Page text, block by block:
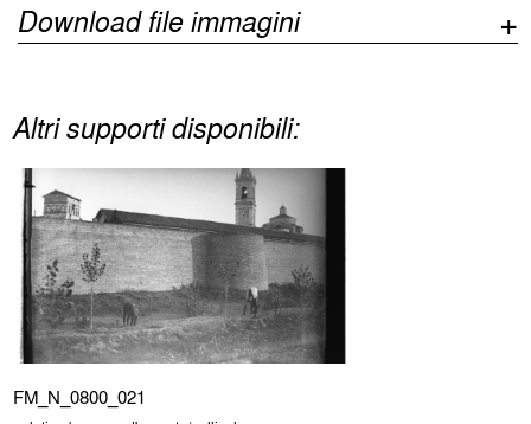
Download file immagini
Altri supporti disponibili:
FM_N_0800_021